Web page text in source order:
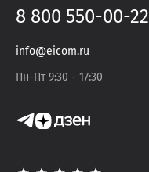
8 800 550-00-22
info@eicom.ru
Пн-Пт 9:30 - 17:30